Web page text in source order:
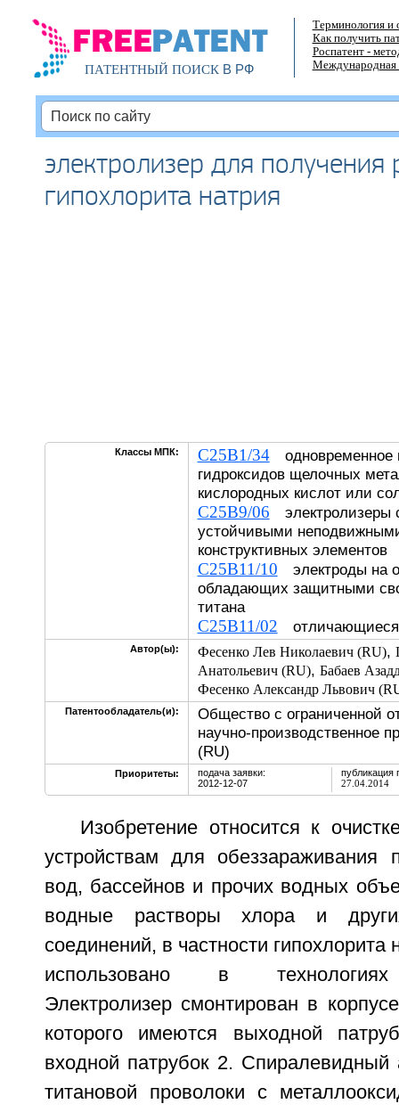
ПАТЕНТНЫЙ ПОИСКВ РФ
Терминология и
Как получить
Роспатент -
Международная
электролизер для получения
гипохлорита натрия
Классы МПК: C25B1/34одновременное
гидроксидов щелочных
кислородных кислот или
C25B9/06 электролизеры
устойчивыми
конструктивных элементов
C25B11/10 электроды на
обладающих защитными
титана
C25B11/02
Автор(ы): Фесенко Лев Николаевич (RU),
Анатольевич (RU), Бабаев
Фесенко Александр Львович
Патентообладатель(и):
Общество с ограниченной
научно-производственное
(RU)
Приоритеты:
подача заявки:
2012-12-07
публикация
27.04.2014
Изобретение относится к
устройствам для обеззараживания
вод, бассейнов и прочих водных
водные растворы хлора и
соединений, в частности
использовано в технологиях
Электролизер смонтирован в
которого имеются выходной
входной патрубок 2.
титановой проволоки с